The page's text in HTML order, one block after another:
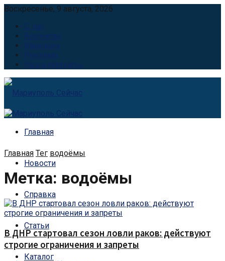
Воскресенье, 9 августа, 2026
О нас
Контакты
Вакансии
Реклама
Наши партнёры
Главная
Новости
Справка
Статьи
Каталог
Главная Тег водоёмы
Метка: водоёмы
В ДНР стартовал сезон ловли раков: действуют
строгие ограничения и запреты